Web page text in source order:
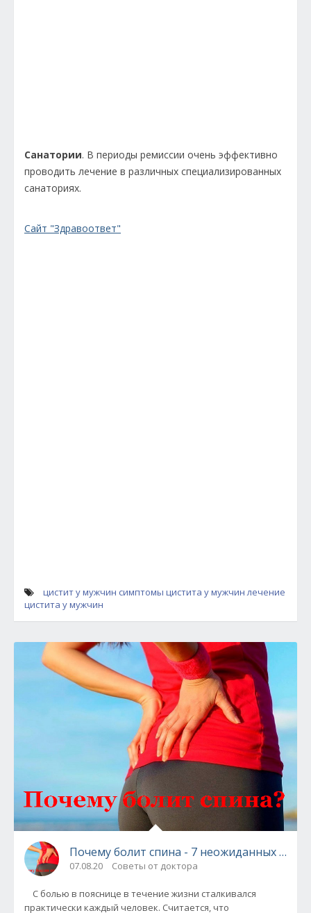
Санатории. В периоды ремиссии очень эффективно
проводить лечение в различных специализированных
санаториях.
Сайт "Здравоответ"
цистит у мужчин симптомы цистита у мужчин лечение
цистита у мужчин
Почему болит спина - 7 неожиданных
07.08.20 Советы от доктора
С болью в пояснице в течение жизни сталкивался
практически каждый человек. Считается, что